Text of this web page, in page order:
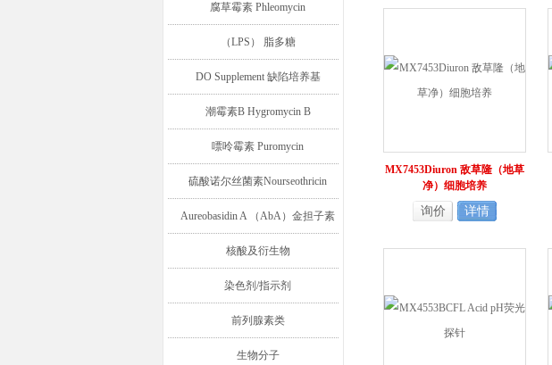
腐草霉素 Phleomycin
（LPS） 脂多糖
DO Supplement 缺陷培养基
潮霉素B Hygromycin B
嘌呤霉素 Puromycin
硫酸诺尔丝菌素Nourseothricin
Aureobasidin A （AbA）金担子素
A
核酸及衍生物
染色剂/指示剂
前列腺素类
生物分子
MX7453Diuron 敌草隆（地草
净）细胞培养
询价 详情